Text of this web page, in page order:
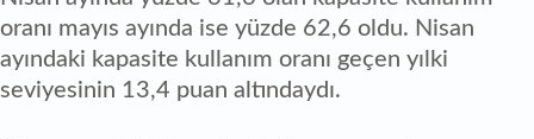
oranı mayıs ayında ise yüzde 62,6 oldu. Nisan
ayındaki kapasite kullanım oranı geçen yılki
seviyesinin 13,4 puan altındaydı.